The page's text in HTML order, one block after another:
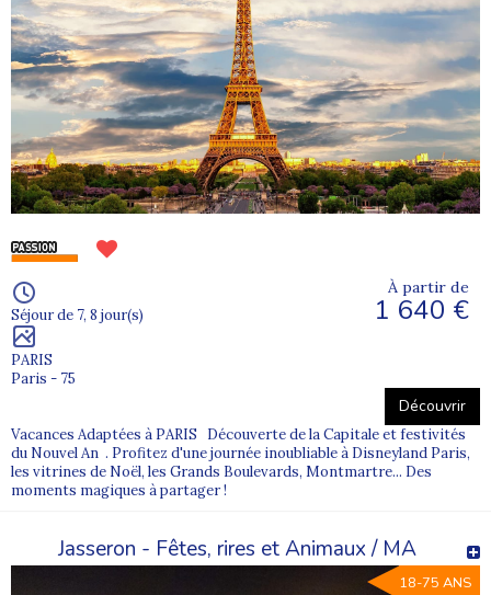
Séjour de 7, 8 jour(s)
PARIS
Paris - 75
À partir de
1 640 €
Découvrir
Vacances Adaptées à PARIS Découverte de la Capitale et festivités
du Nouvel An . Profitez d'une journée inoubliable à Disneyland Paris,
les vitrines de Noël, les Grands Boulevards, Montmartre... Des
moments magiques à partager !
Jasseron - Fêtes, rires et Animaux / MA
18-75 ANS